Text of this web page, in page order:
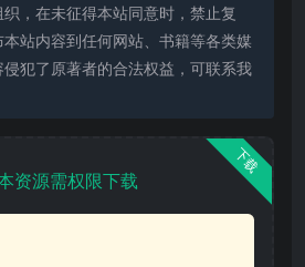
，在未征得本站同意时，禁止复
站内容到任何网站、书籍等各类媒
犯了原著者的合法权益，可联系我
下载
资源需权限下载